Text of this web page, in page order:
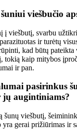
viešbučio
į viešbutį, svarbu
ir turėtų
kad būtų pateikta
tokią kaip mitybos
ir pan.
pasirinkus
jų augintiniams?
šunų viešbutį,
gerai prižiūrimas ir